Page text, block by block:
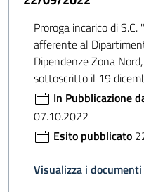
Proroga incarico di
afferente al
Dipendenze Zona
sottoscritto il 19
In Pubblicazione
07.10.2022
Esito pubblicato
Visualizza i documenti